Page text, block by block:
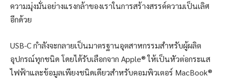
ความมุ่งมั่นอย่างแรงกล้าของเราในการสร้างสรรค์ความเป็นเลิศ
อีกด้วย
USB-C กำลังจะกลายเป็นมาตรฐานอุตสาหกรรมสำหรับผู้ผลิต
อุปกรณ์ทุกชนิด โดยได้รับเลือกจาก Apple® ให้เป็นหัวต่อกระแส
ไฟฟ้าและข้อมูลเพียงชนิดเดียวสำหรับคอมพิวเตอร์ MacBook®